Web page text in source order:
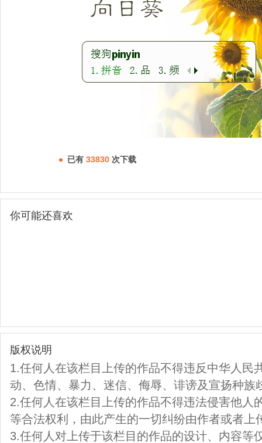
已有 33830 次下载
你可能还喜欢
版权说明
1.任何人在该栏目上传的作品不得违反中华人民
动、色情、暴力、迷信、侮辱、诽谤及宣扬种族
2.任何人在该栏目上传的作品不得违法侵害他人
等合法权利，由此产生的一切纠纷由作者或者上
3.任何人对上传于该栏目的作品的设计、内容等